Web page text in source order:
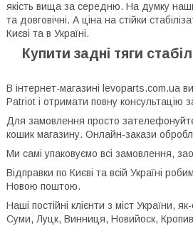
якість вища за середню. На думку
та довговічні. А ціна на стійки
Києві та в Україні.
Купити задні тяги
В інтернет-магазині levoparts.com.ua
Patriot і отримати повну
Для замовлення просто
кошик магазину. Онлайн-закази
Ми самі упаковуємо всі замовлення,
Відправки по Києві та всій Україні
Новою поштою.
Наші постійні клієнти з міст України,
Суми, Луцк, Винниця, Новийоск,